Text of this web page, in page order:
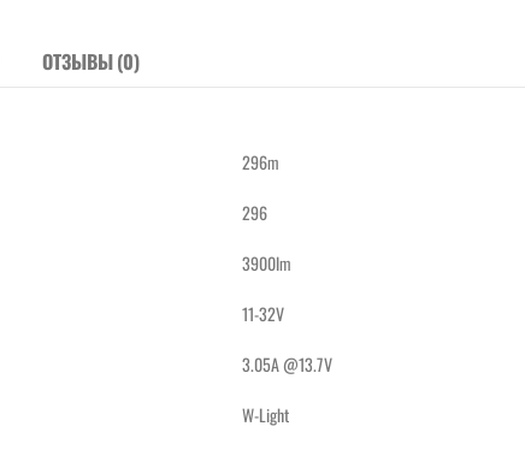
ОТЗЫВЫ (0)
296m
296
3900lm
11-32V
3.05A @13.7V
W-Light